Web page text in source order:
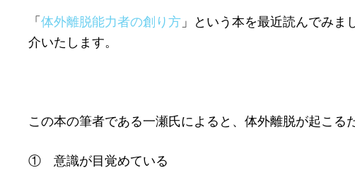
「 体外離脱能力者の創り方 」という本を最近読んでみ
介いたします。
この本の筆者である一瀬氏によると、体外離脱が起こる
① 意識が目覚めている